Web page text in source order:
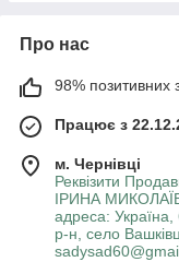
Про нас
98% позитивних з
Працює з
м. Чернівці
Реквізити
ІРИНА
адреса: Україна,
р-н, село